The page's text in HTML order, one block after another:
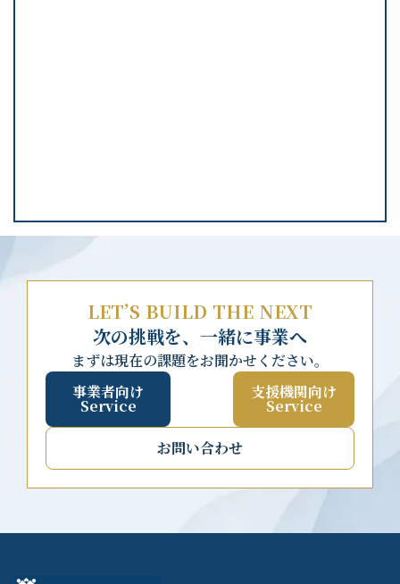
LET’S BUILD THE NEXT
次の挑戦を、一緒に事業へ
まずは現在の課題をお聞かせください。
事業者向け
Service
支援機関向け
Service
お問い合わせ